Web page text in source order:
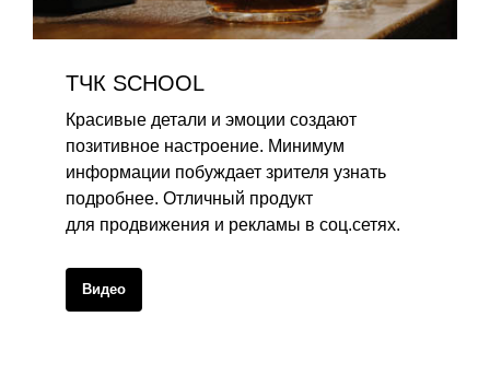
ТЧК SCHOOL
Красивые детали и эмоции создают
позитивное настроение. Минимум
информации побуждает зрителя узнать
подробнее. Отличный продукт
для продвижения и рекламы в соц.сетях.
Видео